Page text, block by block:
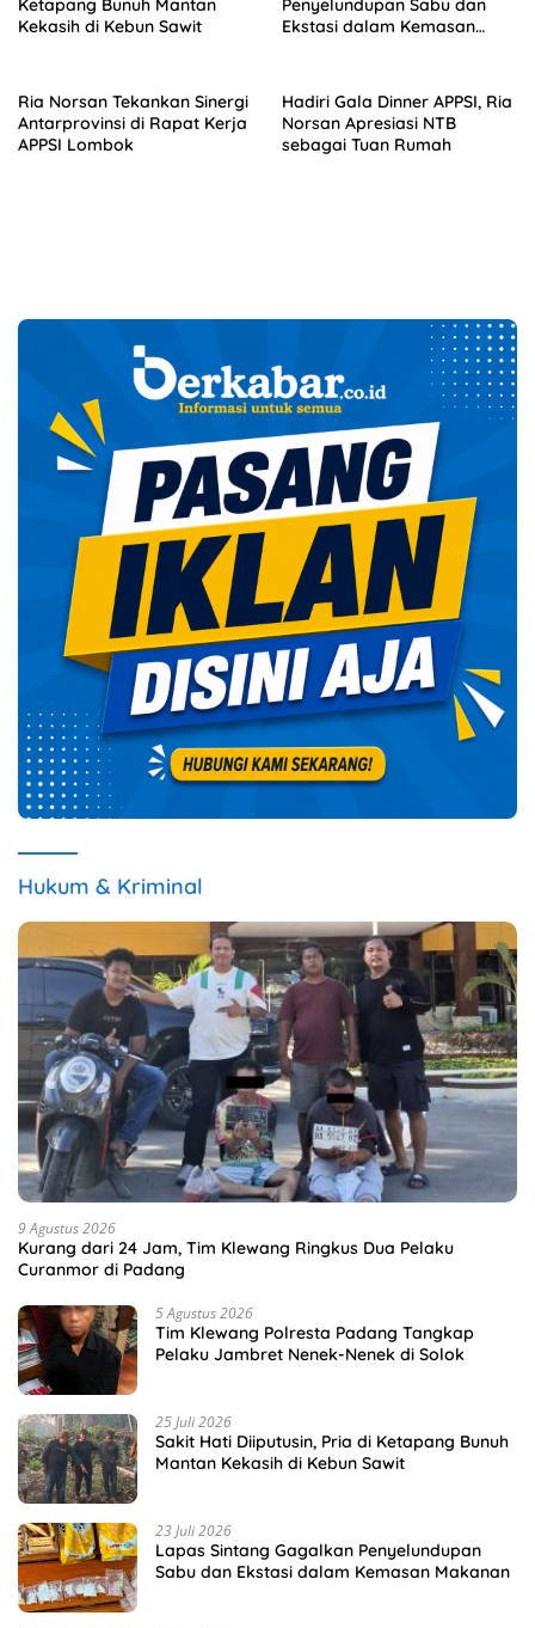
Ketapang Bunuh Mantan
Kekasih di Kebun Sawit
Penyelundupan Sabu dan
Ekstasi dalam Kemasan
Ria Norsan Tekankan Sinergi
Antarprovinsi di Rapat Kerja
APPSI Lombok
Hadiri Gala Dinner APPSI, Ria
Norsan Apresiasi NTB
sebagai Tuan Rumah
Hukum & Kriminal
9 Agustus 2026
Kurang dari 24 Jam, Tim Klewang Ringkus Dua Pelaku
Curanmor di Padang
5 Agustus 2026
Tim Klewang Polresta Padang Tangkap
Pelaku Jambret Nenek-Nenek di Solok
25 Juli 2026
Sakit Hati Diiputusin, Pria di Ketapang Bunuh
Mantan Kekasih di Kebun Sawit
23 Juli 2026
Lapas Sintang Gagalkan Penyelundupan
Sabu dan Ekstasi dalam Kemasan Makanan